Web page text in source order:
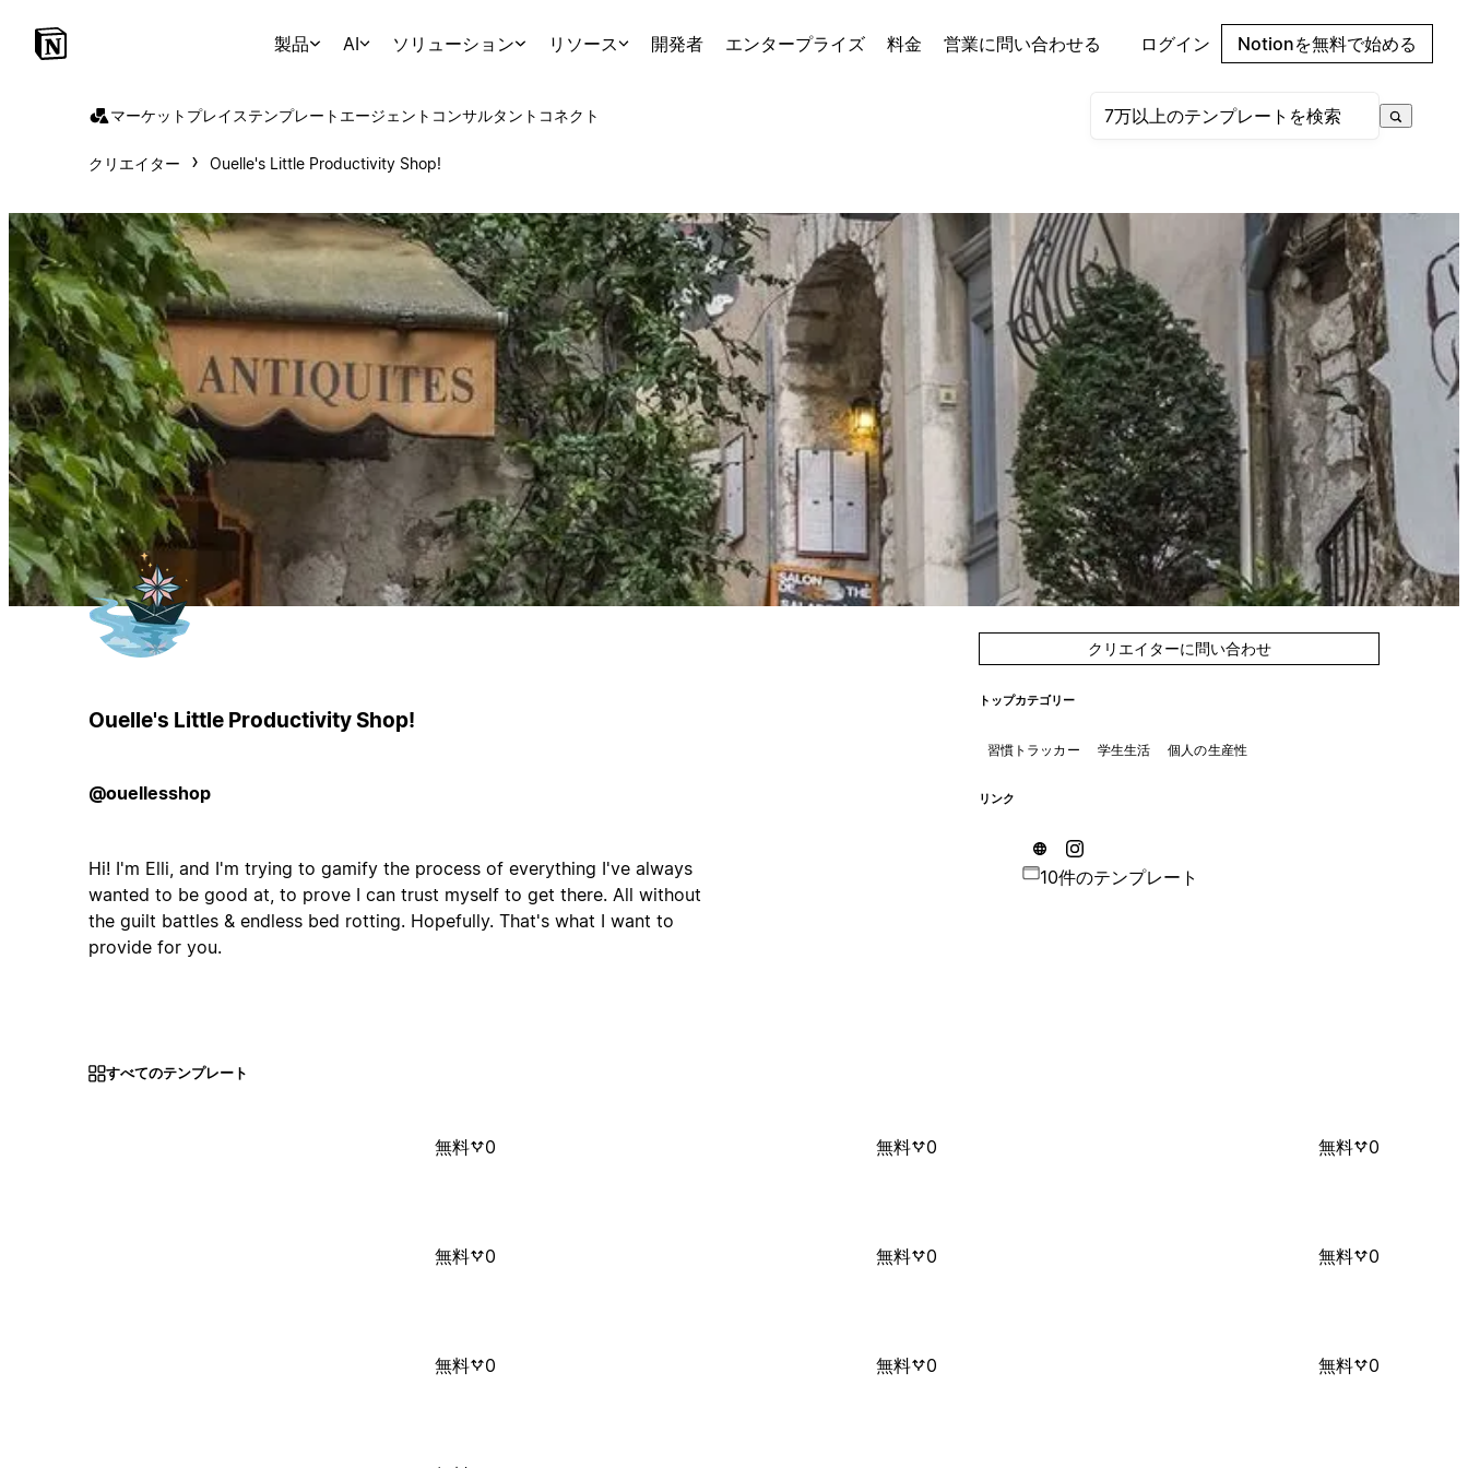
製品 AI ソリューション リソース 開発者 エンタープライズ 料金 営業に問い合わせる ログイン Notionを無料で始める
マーケットプレイステンプレート エージェント コンサルタント コネクト
クリエイター Ouelle's Little Productivity Shop!
Ouelle's Little Productivity Shop!
@ouellesshop
Hi! I'm Elli, and I'm trying to gamify the process of everything I've always
wanted to be good at, to prove I can trust myself to get there. All without
the guilt battles & endless bed rotting. Hopefully. That's what I want to
provide for you.
クリエイターに問い合わせ
トップカテゴリー
習慣トラッカー 学生生活 個人の生産性
リンク
10件のテンプレート
すべてのテンプレート
無料 0 無料 0 無料 0
無料 0 無料 0 無料 0
無料 0 無料 0 無料 0